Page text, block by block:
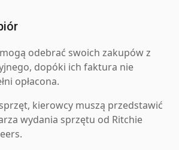
odebrać swoich zakupów z
dopóki ich faktura nie
opłacona.
kierowcy muszą przedstawić
wydania sprzętu od Ritchie